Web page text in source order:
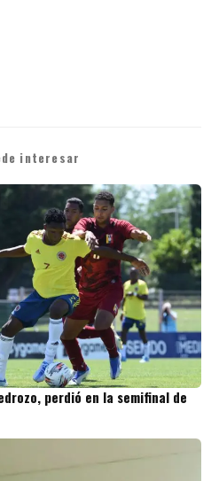
interesar
perdió en la semifinal de